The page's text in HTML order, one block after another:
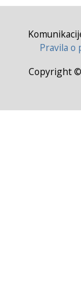
Pravila o
Copyright ©